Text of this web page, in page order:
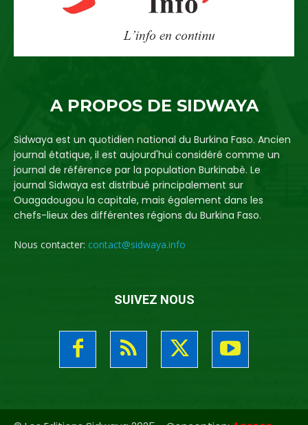
A PROPOS DE SIDWAYA
Sidwaya est un quotidien national du Burkina Faso. Ancien
journal étatique, il est aujourd'hui considéré comme un
journal de référence par la population Burkinabè. Le
journal Sidwaya est distribué principalement sur
Ouagadougou la capitale, mais également dans les
chefs-lieux des différentes régions du Burkina Faso.
Nous contacter: contact@sidwaya.info
SUIVEZ NOUS